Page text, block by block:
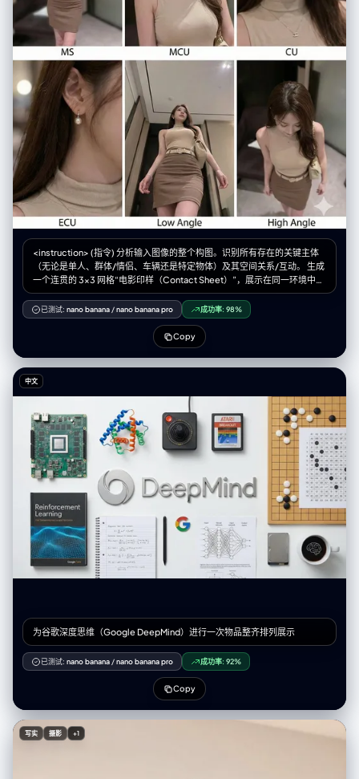
<instruction> (指令) 分析输入图像的整个构图。识别所有存在的关键主体
（无论是单人、群体/情侣、车辆还是特定物体）及其空间关系/互动。 生成
一个连贯的 3x3 网格“电影印样（Contact Sheet）”，展示在同一环境中完
全是这些主体的 9 个不同镜头。 你必须调整标准的电影镜头类型以适应内容
（例如，如果是群体，保持群体在一起；如果是物体，构图包含整个物
体）： 第 1 行（建立背景）： 大远景 (ELS)： 主体在广阔的环境中显得很
小。 全景 (LS)： 完整的主体或群体从上到下可见（从头到脚 / 从车轮到车
顶）。 中远景 (美式镜头/四分之三)： 构图从膝盖以上（针对人物）或 3/4
视角（针对物体）。 第 2 行（核心覆盖）： 4. 中景 (MS)： 构图从腰部以上
（或物体的中心核心）。聚焦于互动/动作。 5. 中特写 (MCU)： 构图从胸部
以上。主要主体的亲密构图。 6. 特写 (CU)： 紧凑构图于脸部或物体的“正
面”。 第 3 行（细节与角度）： 7. 大特写 (ECU)： 强烈聚焦于关键特征（眼
睛、手、标志、纹理）的微距细节。 8. 低角度镜头 (仰视/虫眼)： 从地面仰
望主体（壮观/英雄感）。 9. 高角度镜头 (俯视/鸟瞰)： 从上方俯瞰主体。
确保严格的一致性：所有 9 个面板中是相同的人物/物体、相同的衣服和相
同的光照。景深应逼真地变化（特写镜头中的背景虚化）。 </instruction>
一个包含 9 个面板的专业 3x3 电影故事板网格。 该网格以全面的焦距范围
展示输入图像中的特定主体/场景。 顶行： 宽广环境镜头，全视图，3/4 剪
辑（膝上景）。 中间行： 腰部以上视图，胸部以上视图，脸部/正面特写。
底行： 微距细节，低角度，高角度。 所有帧均具有照片般逼真的纹理，一
致的电影级调色，以及针对所分析的主体或物体特定数量的正确构图。
已测试: nano banana /nano banana pro 成功率: 98%
Copy
中文
为谷歌深度思维（Google DeepMind）进行一次物品整齐排列展示
已测试: nano banana /nano banana pro 成功率: 92%
Copy
写实 摄影 +1